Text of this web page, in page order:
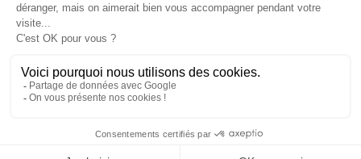
2008 - 2026 © CreaMagic. ALL Rights Reserved.